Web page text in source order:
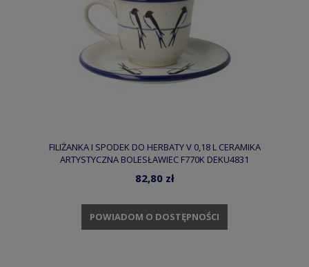
FILIŻANKA I SPODEK DO HERBATY V 0,18 L CERAMIKA
ARTYSTYCZNA BOLESŁAWIEC F770K DEKU4831
82,80 zł
POWIADOM O DOSTĘPNOŚCI